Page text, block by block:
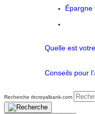
Épargne
Quelle est
Conseils pour
Recherche rbcroyalbank.com